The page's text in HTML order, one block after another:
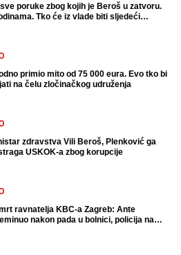
poruke zbog kojih je Beroš u zatvoru.
Tko će iz vlade biti sljedeći
primio mito od 75 000 eura. Evo tko bi
na čelu zločinačkog udruženja
zdravstva Vili Beroš, Plenković ga
USKOK-a zbog korupcije
ravnatelja KBC-a Zagreb: Ante
nakon pada u bolnici, policija na